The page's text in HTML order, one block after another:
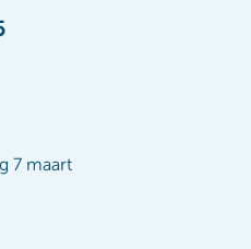
en verlofdagen
7 maart